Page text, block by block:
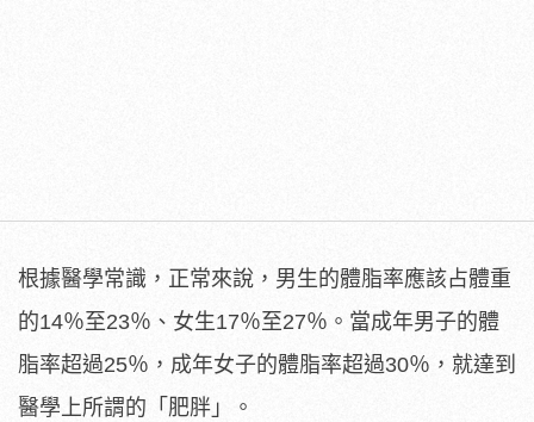
根據醫學常識，正常來說，男生的體脂率應該占體重
的14％至23％、女生17％至27％。當成年男子的體
脂率超過25％，成年女子的體脂率超過30％，就達到
醫學上所謂的「肥胖」。